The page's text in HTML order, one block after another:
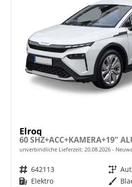
Elroq
unverbindliche Lieferzeit: 20.08.2026
Fahrzeugnr. 642113 Getriebe
Kraftstoff Elektro Außenfarbe